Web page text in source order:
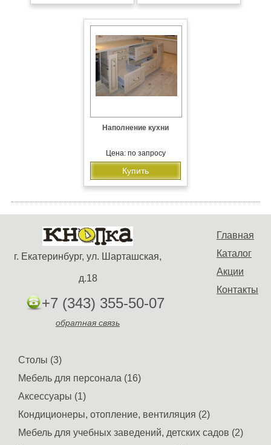
Наполнение кухни
Цена: по запросу
Купить
Главная
Каталог
Акции
Контакты
г. Екатеринбург, ул. Шарташская,
д.18
+7 (343) 355-50-07
обратная связь
Столы (3)
Мебель для персонала (16)
Аксессуары (1)
Кондиционеры, отопление, вентиляция (2)
Мебель для учебных заведений, детских садов (2)